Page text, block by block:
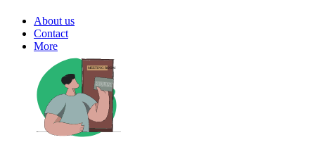
About us
Contact
More